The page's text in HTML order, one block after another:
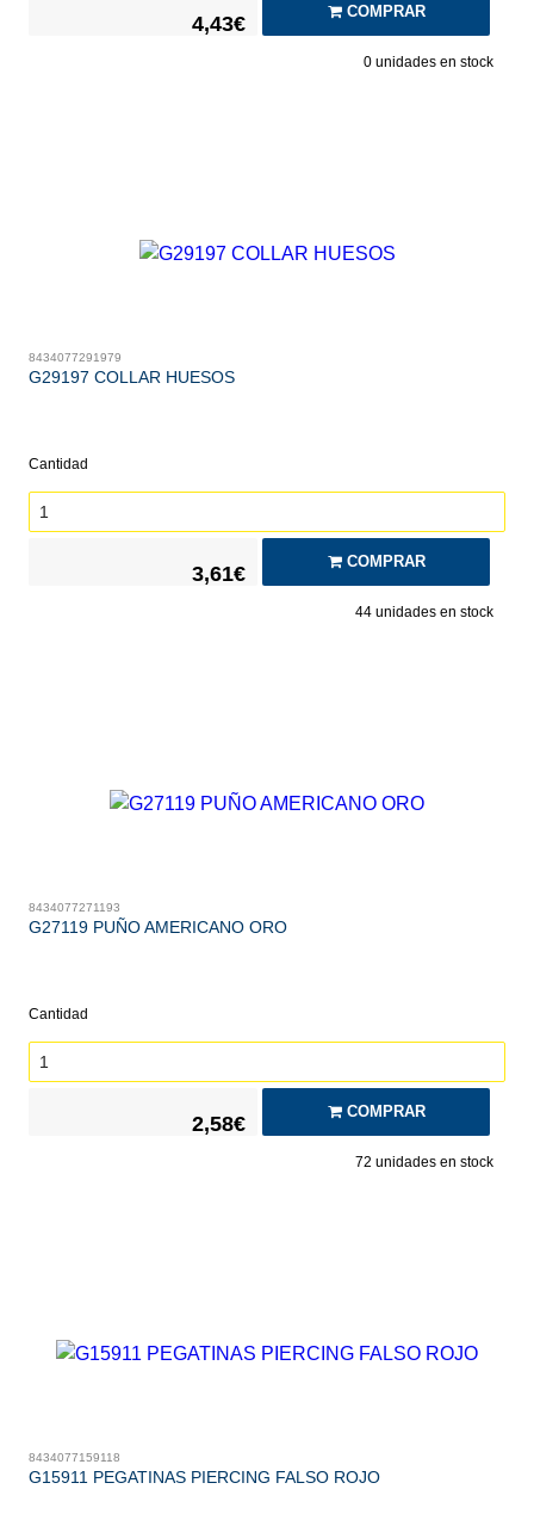
4,43€
COMPRAR
0unidades en stock
8434077291979
G29197 COLLAR HUESOS
Cantidad
3,61€
COMPRAR
44unidades en stock
8434077271193
G27119 PUÑO AMERICANO ORO
Cantidad
2,58€
COMPRAR
72 unidades en stock
8434077159118
G15911 PEGATINAS PIERCING FALSO ROJO